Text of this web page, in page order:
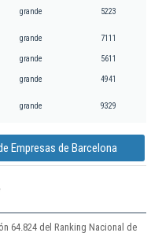
grande 5223
grande 7111
grande 5611
grande 4941
grande 9329
Empresas de Barcelona
64.824 del Ranking Nacional de